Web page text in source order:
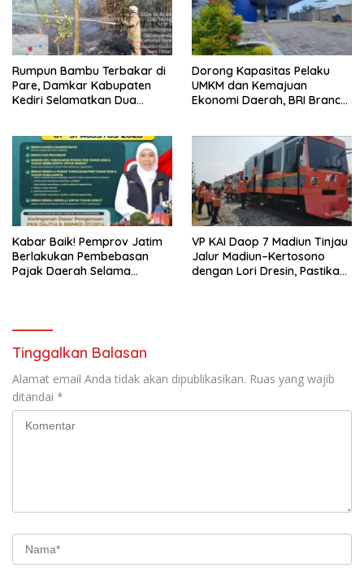
Rumpun Bambu Terbakar di
Pare, Damkar Kabupaten
Kediri Selamatkan Dua
Dorong Kapasitas Pelaku
UMKM dan Kemajuan
Ekonomi Daerah, BRI Branch
Kabar Baik! Pemprov Jatim
Berlakukan Pembebasan
Pajak Daerah Selama
VP KAI Daop 7 Madiun Tinjau
Jalur Madiun–Kertosono
dengan Lori Dresin, Pastikan
Tinggalkan Balasan
Alamat email Anda tidak akan dipublikasikan. Ruas yang wajib
ditandai *